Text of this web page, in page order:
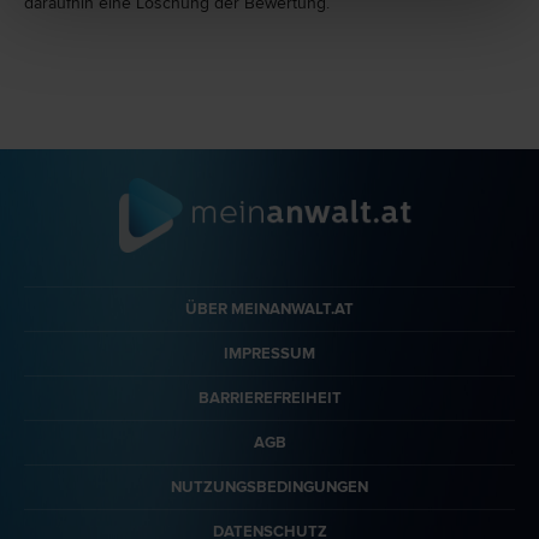
ÜBER MEINANWALT.AT
IMPRESSUM
BARRIEREFREIHEIT
AGB
NUTZUNGSBEDINGUNGEN
DATENSCHUTZ